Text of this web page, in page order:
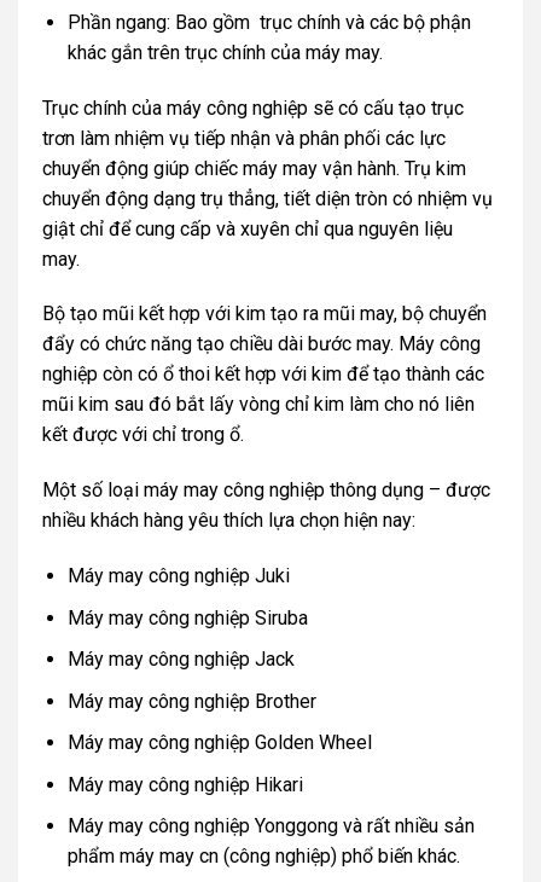
Phần ngang: Bao gồm trục chính và các bộ phận
khác gắn trên trục chính của máy may.
Trục chính của máy công nghiệp sẽ có cấu tạo trục
trơn làm nhiệm vụ tiếp nhận và phân phối các lực
chuyển động giúp chiếc máy may vận hành. Trụ kim
chuyển động dạng trụ thẳng, tiết diện tròn có nhiệm vụ
giật chỉ để cung cấp và xuyên chỉ qua nguyên liệu
may.
Bộ tạo mũi kết hợp với kim tạo ra mũi may, bộ chuyển
đẩy có chức năng tạo chiều dài bước may. Máy công
nghiệp còn có ổ thoi kết hợp với kim để tạo thành các
mũi kim sau đó bắt lấy vòng chỉ kim làm cho nó liên
kết được với chỉ trong ổ.
Một số loại máy may công nghiệp thông dụng – được
nhiều khách hàng yêu thích lựa chọn hiện nay:
Máy may công nghiệp Juki
Máy may công nghiệp Siruba
Máy may công nghiệp Jack
Máy may công nghiệp Brother
Máy may công nghiệp Golden Wheel
Máy may công nghiệp Hikari
Máy may công nghiệp Yonggong và rất nhiều sản
phẩm máy may cn (công nghiệp) phổ biến khác.